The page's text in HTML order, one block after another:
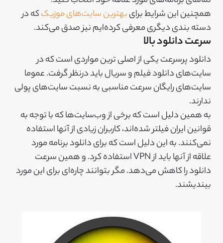
همچنین این شرایط برایبهترین سایت‌های موزیککه در
دسته بندی دیگری معرفی کرده‌‌ایم نیز صدق می‌کند.
سرعت دانلود بالا
دانلود پرسرعت یکی از اصلی ترین مواردی است که در
سایت‌های دانلود فیلم و سریال باید درنظر گرفت. عموما
سایت‌های رایگان سرعت مناسبی به نسبت سایت‌های پولی
ندارند.
به همین دلیل است که برخی از وب‌سایت‌ها که با توجه به
قوانین ایران فیلتر شده‌اند، کاربران زیادی از آنها استفاده
نمی‌کنند. به این دلیل است که برای دانلود برنامه مورد
علاقه از آنها باید از VPN استفاده کرد. و همین سرعت
دانلود را کاهش می‌دهد. مگر بتوانند چاره‌ای برای این مورد
بیندیشند.